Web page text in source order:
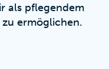
als pflegendem
ermöglichen.